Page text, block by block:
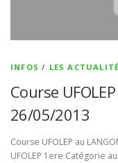
INFOS / LES
Course
26/05/2013
Course UFOLEP au
UFOLEP 1ere Catégorie